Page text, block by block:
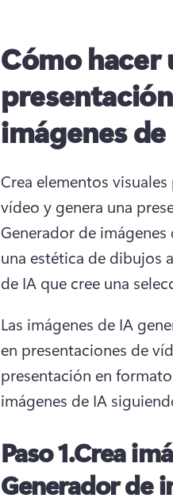
Cómo hacer
imágenes de
Crea elementos
vídeo y genera una
Generador de imágenes
una estética de dibujos
de IA que cree una
Las imágenes de IA
en presentaciones de
presentación en
imágenes de IA
Paso 1.Crea
Generador de